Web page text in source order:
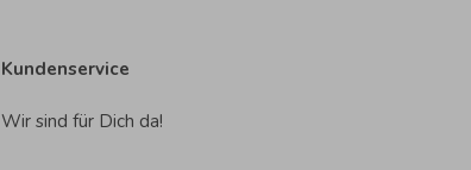
Kundenservice
Wir sind für Dich da!